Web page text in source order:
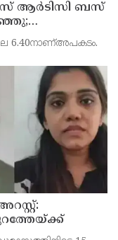
ആര്‍ടിസി ബസ്
6.40നാണ്അപകടം.